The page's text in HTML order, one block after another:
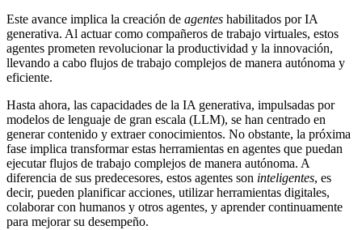
Este avance implica la creación de agentes habilitados por IA
generativa. Al actuar como compañeros de trabajo virtuales, estos
agentes prometen revolucionar la productividad y la innovación,
llevando a cabo flujos de trabajo complejos de manera autónoma y
eficiente.
Hasta ahora, las capacidades de la IA generativa, impulsadas por
modelos de lenguaje de gran escala (LLM), se han centrado en
generar contenido y extraer conocimientos. No obstante, la próxima
fase implica transformar estas herramientas en agentes que puedan
ejecutar flujos de trabajo complejos de manera autónoma. A
diferencia de sus predecesores, estos agentes son inteligentes, es
decir, pueden planificar acciones, utilizar herramientas digitales,
colaborar con humanos y otros agentes, y aprender continuamente
para mejorar su desempeño.